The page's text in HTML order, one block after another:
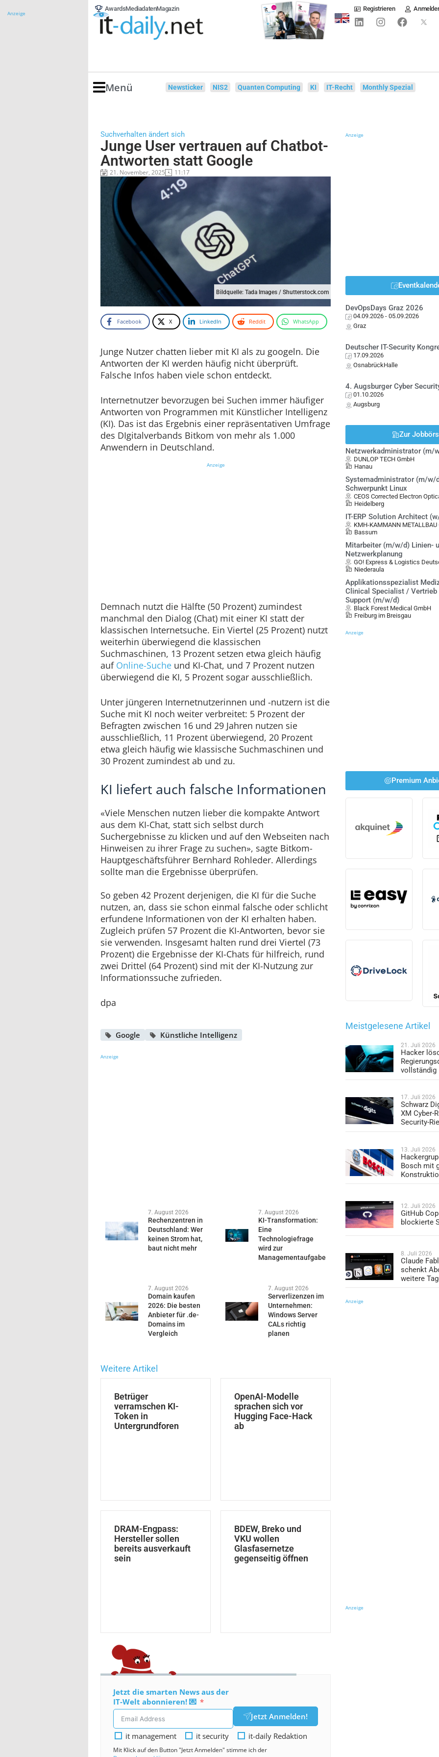
Anzeige
AwardsMediadatenMagazin Registrieren
Menü Newsticker NIS2 Quanten Computing KI IT-Recht Monthly Spezial
Suchverhalten ändert sich
Junge User vertrauen auf Chatbot-
Antworten statt Google
21. November, 2025 11:17
Bildquelle: Tada Images / Shutterstock.com
Facebook X LinkedIn Reddit WhatsApp
Junge Nutzer chatten lieber mit KI als zu googeln. Die
Antworten der KI werden häufig nicht überprüft.
Falsche Infos haben viele schon entdeckt.
Internetnutzer bevorzugen bei Suchen immer häufiger
Antworten von Programmen mit Künstlicher Intelligenz
(KI). Das ist das Ergebnis einer repräsentativen Umfrage
des DIgitalverbands Bitkom von mehr als 1.000
Anwendern in Deutschland.
Anzeige
Demnach nutzt die Hälfte (50 Prozent) zumindest
manchmal den Dialog (Chat) mit einer KI statt der
klassischen Internetsuche. Ein Viertel (25 Prozent) nutzt
weiterhin überwiegend die klassischen
Suchmaschinen, 13 Prozent setzen etwa gleich häufig
auf Online-Suche und KI-Chat, und 7 Prozent nutzen
überwiegend die KI, 5 Prozent sogar ausschließlich.
Unter jüngeren Internetnutzerinnen und -nutzern ist die
Suche mit KI noch weiter verbreitet: 5 Prozent der
Befragten zwischen 16 und 29 Jahren nutzen sie
ausschließlich, 11 Prozent überwiegend, 20 Prozent
etwa gleich häufig wie klassische Suchmaschinen und
30 Prozent zumindest ab und zu.
KI liefert auch falsche Informationen
«Viele Menschen nutzen lieber die kompakte Antwort
aus dem KI-Chat, statt sich selbst durch
Suchergebnisse zu klicken und auf den Webseiten nach
Hinweisen zu ihrer Frage zu suchen», sagte Bitkom-
Hauptgeschäftsführer Bernhard Rohleder. Allerdings
sollte man die Ergebnisse überprüfen.
So geben 42 Prozent derjenigen, die KI für die Suche
nutzen, an, dass sie schon einmal falsche oder schlicht
erfundene Informationen von der KI erhalten haben.
Zugleich prüfen 57 Prozent die KI-Antworten, bevor sie
sie verwenden. Insgesamt halten rund drei Viertel (73
Prozent) die Ergebnisse der KI-Chats für hilfreich, rund
zwei Drittel (64 Prozent) sind mit der KI-Nutzung zur
Informationssuche zufrieden.
dpa
Google Künstliche Intelligenz
Anzeige
7. August 2026
Rechenzentren in
Deutschland: Wer
keinen Strom hat,
baut nicht mehr
7. August 2026
KI-Transformation:
Eine
Technologiefrage
wird zur
Managementaufgabe
7. August 2026
Domain kaufen
2026: Die besten
Anbieter für .de-
Domains im
Vergleich
7. August 2026
Serverlizenzen im
Unternehmen:
Windows Server
CALs richtig
planen
Weitere Artikel
Betrüger
verramschen KI-
Token in
Untergrundforen
OpenAI-Modelle
sprachen sich vor
Hugging Face-Hack
ab
DRAM-Engpass:
Hersteller sollen
bereits ausverkauft
sein
BDEW, Breko und
VKU wollen
Glasfasernetze
gegenseitig öffnen
Jetzt die smarten News aus der
IT-Welt abonnieren! 💌
Jetzt Anmelden!
it management
it security it-daily Redaktion
Mit Klick auf den Button "Jetzt Anmelden" stimme ich der
Anzeige
DevOpsDays Graz 2026
04.09.2026 - 05.09.2026
Graz
Deutscher IT-Security
17.09.2026
OsnabrückHalle
4. Augsburger Cyber
01.10.2026
Augsburg
Zur
Netzwerkadministrator (m/
DUNLOP TECH GmbH
Hanau
Systemadministrator (m/w/
Schwerpunkt Linux
CEOS Corrected Electron
Heidelberg
IT-ERP Solution Architect
KMH-KAMMANN METALLBAU
Bassum
Mitarbeiter (m/w/d) Linien-
Netzwerkplanung
GO! Express & Logistics
Niederaula
Applikationsspezialist
Clinical Specialist / Vertrieb
Support (m/w/d)
Black Forest Medical GmbH
Freiburg im Breisgau
Anzeige
Premium
Meistgelesene Artikel
21. Juli 2026
Hacker
vollständig
17. Juli 2026
Schwarz
XM Cyber-
Security-
13. Juli 2026
Bosch mit
12. Juli 2026
GitHub
blockierte
8. Juli 2026
Claude
schenkt
weitere
Anzeige
Anzeige